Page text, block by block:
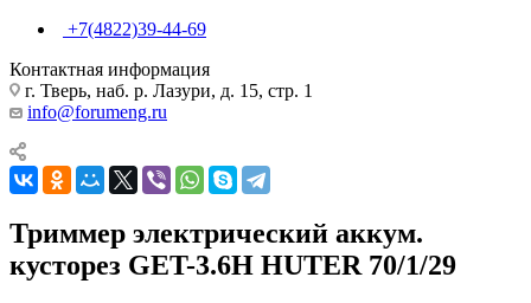
+7(4822)39-44-69
Контактная информация
г. Тверь, наб. р. Лазури, д. 15, стр. 1
info@forumeng.ru
Триммер электрический аккум.
кусторез GET-3.6H HUTER 70/1/29